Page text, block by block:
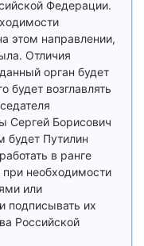
Федерации.
этом направлении,
Отличия
орган будет
будет возглавлять
Сергей Борисович
будет Путилин
в ранге
необходимости
или
подписывать их
Российской